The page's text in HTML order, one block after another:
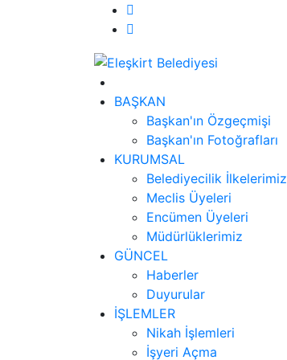
BAŞKAN
Başkan'ın Özgeçmişi
Başkan'ın Fotoğrafları
KURUMSAL
Belediyecilik İlkelerimiz
Meclis Üyeleri
Encümen Üyeleri
Müdürlüklerimiz
GÜNCEL
Haberler
Duyurular
İŞLEMLER
Nikah İşlemleri
İşyeri Açma